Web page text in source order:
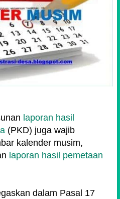
laporan hasil
(PKD) juga wajib
kalender musim,
laporan hasil pemetaan
dalam Pasal 17